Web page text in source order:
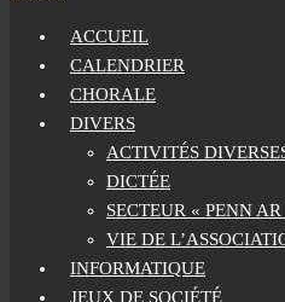
ACCUEIL
CALENDRIER
CHORALE
DIVERS
ACTIVITÉS
DICTÉE
SECTEUR « PENN
VIE DE
INFORMATIQUE
JEUX DE SOCIÉTÉ